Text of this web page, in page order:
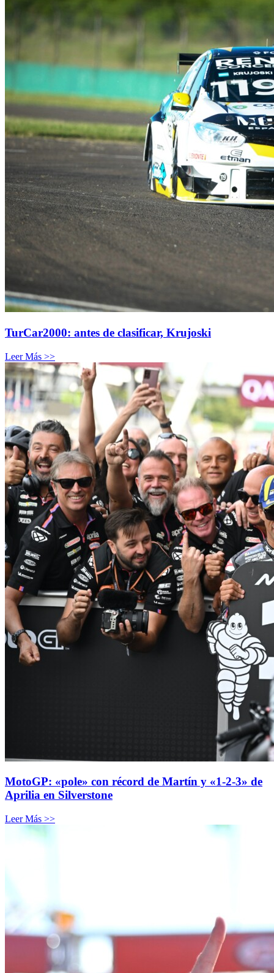
TurCar2000: antes de clasificar, Krujoski
Leer Más >>
MotoGP: «pole» con récord de Martín y «1-2-3» de
Aprilia en Silverstone
Leer Más >>